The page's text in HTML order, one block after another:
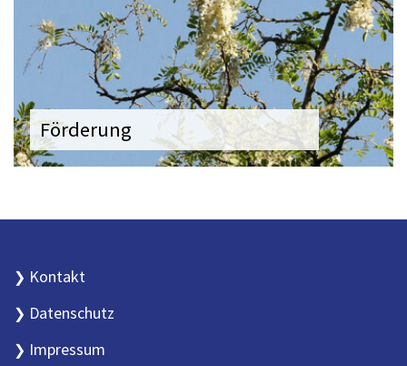
Förderung
Kontakt
Datenschutz
Impressum